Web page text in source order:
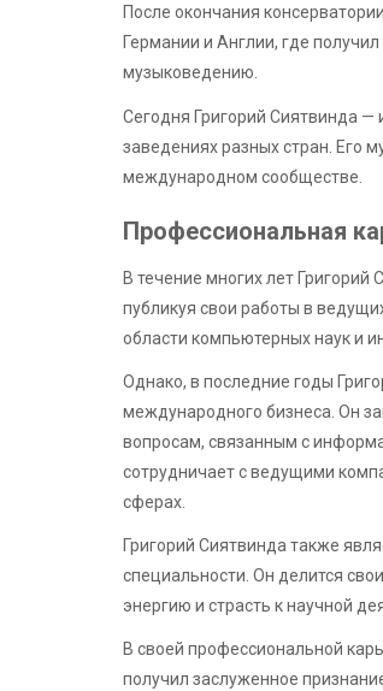
После окончания
Германии и Англии, где
музыковедению.
Сегодня Григорий Сиятвинда
заведениях разных стран. Его
международном сообществе.
Профессиональная
В течение многих лет
публикуя свои работы в
области компьютерных наук и
Однако, в последние годы
международного бизнеса. Он
вопросам, связанным с
сотрудничает с ведущими
сферах.
Григорий Сиятвинда также
специальности. Он делится
энергию и страсть к научной
В своей профессиональной
получил заслуженное